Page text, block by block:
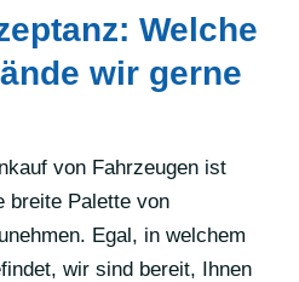
Welche
wir gerne
von Fahrzeugen ist
breite Palette von
Egal, in welchem
wir sind bereit, Ihnen